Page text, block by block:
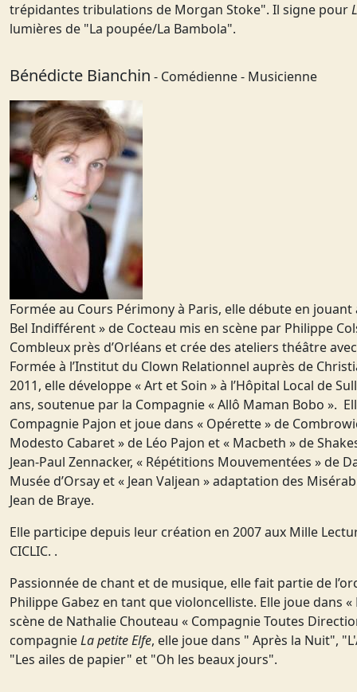
trépidantes tribulations de Morgan Stoke". Il signe pour
lumières de "La poupée/La Bambola".
Bénédicte Bianchin - Comédienne - Musicienne
Formée au Cours Périmony à Paris, elle débute en jouant
Bel Indifférent » de Cocteau mis en scène par Philippe
Combleux près d’Orléans et crée des ateliers théâtre
Formée à l’Institut du Clown Relationnel auprès de
2011, elle développe « Art et Soin » à l’Hôpital Local de
ans, soutenue par la Compagnie « Allô Maman Bobo ».
Compagnie Pajon et joue dans « Opérette » de
Modesto Cabaret » de Léo Pajon et « Macbeth » de
Jean-Paul Zennacker, « Répétitions Mouvementées » de
Musée d’Orsay et « Jean Valjean » adaptation des
Jean de Braye.
Elle participe depuis leur création en 2007 aux Mille
CICLIC. .
Passionnée de chant et de musique, elle fait partie de
Philippe Gabez en tant que violoncelliste. Elle joue dans
scène de Nathalie Chouteau « Compagnie Toutes
compagnieLa petite Elfe, elle joue dans " Après la Nuit",
"Les ailes de papier" et "Oh les beaux jours".